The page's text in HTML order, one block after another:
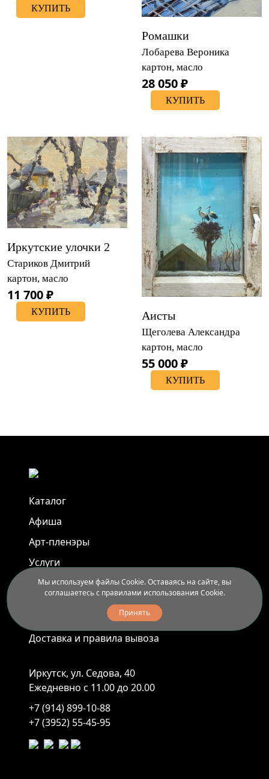
КУПИТЬ
Ромашки
Лобарева Вероника
картон, масло
28 050 ₽
КУПИТЬ
Иркутские улочки 2
Стариков Дмитрий
картон, масло
11 700 ₽
КУПИТЬ Аисты
Щеголева Александра
картон, масло
55 000 ₽
КУПИТЬ
Каталог
Афиша
Арт-пленэры
Услуги
Новости
Доставка и правила вывоза
Иркутск, ул. Седова, 40
Ежедневно с 11.00 до 20.00
+7 (914) 899-10-88
+7 (3952) 55-45-95
Мы используем файлы Cookie. Оставаясь на сайте, вы
соглашаетесь с правилами использования Cookie.
Принять